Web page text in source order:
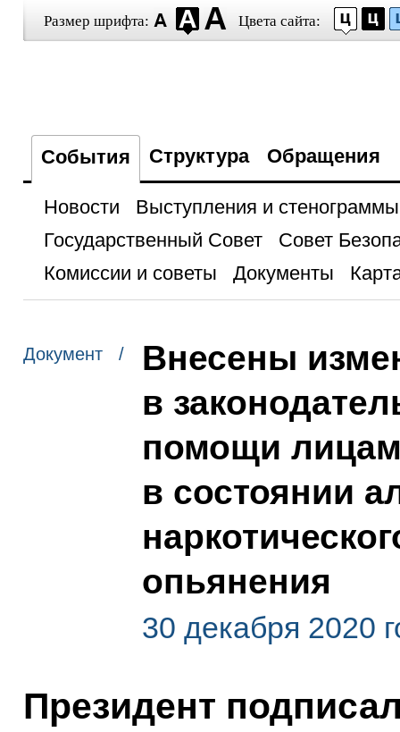
Размер шрифта: Цвета сайта:
События Структура Обращения
Новости
Выступления и стенограммы
Государственный Совет
Совет
Комиссии и советы
Документы
Документ /
Внесены
в
помощи
в состоянии
опьянения
30 декабря 2020
Президент